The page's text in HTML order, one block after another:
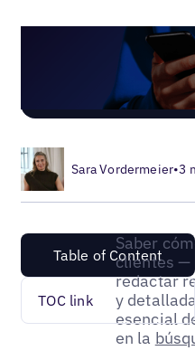
Sara Vordermeier•3
Table of Content
TOC link
Saber
clientes —
redactar
y
esencial
en la